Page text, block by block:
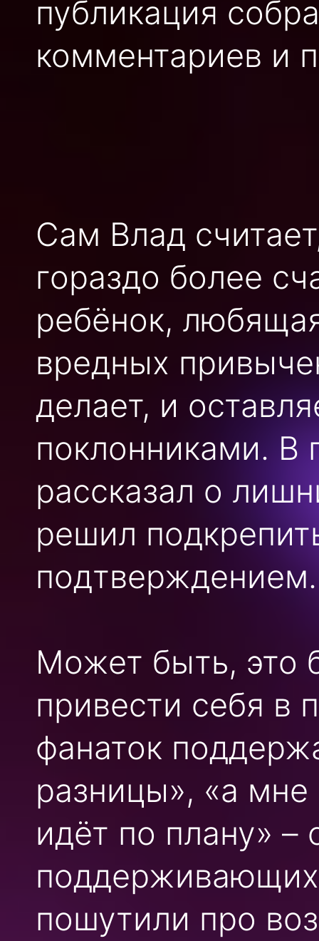
публикация
комментариев и
Сам Влад
гораздо более
ребёнок,
вредных
делает, и
поклонниками. В
рассказал о
решил
подтверждением.
Может быть, это
привести себя
фанаток
разницы», «а
идёт по плану» –
пошутили про